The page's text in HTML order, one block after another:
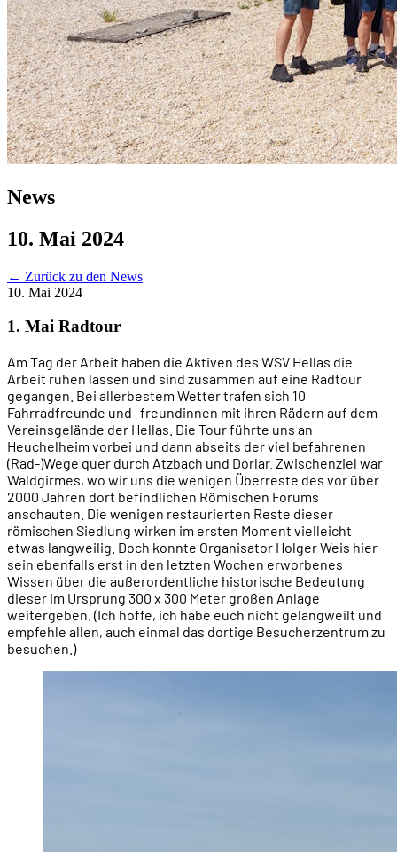
News
10. Mai 2024
← Zurück zu den News
10. Mai 2024
1. Mai Radtour
Am Tag der Arbeit haben die Aktiven des WSV Hellas die
Arbeit ruhen lassen und sind zusammen auf eine Radtour
gegangen. Bei allerbestem Wetter trafen sich 10
Fahrradfreunde und -freundinnen mit ihren Rädern auf dem
Vereinsgelände der Hellas. Die Tour führte uns an
Heuchelheim vorbei und dann abseits der viel befahrenen
(Rad-)Wege quer durch Atzbach und Dorlar. Zwischenziel war
Waldgirmes, wo wir uns die wenigen Überreste des vor über
2000 Jahren dort befindlichen Römischen Forums
anschauten. Die wenigen restaurierten Reste dieser
römischen Siedlung wirken im ersten Moment vielleicht
etwas langweilig. Doch konnte Organisator Holger Weis hier
sein ebenfalls erst in den letzten Wochen erworbenes
Wissen über die außerordentliche historische Bedeutung
dieser im Ursprung 300 x 300 Meter großen Anlage
weitergeben. (Ich hoffe, ich habe euch nicht gelangweilt und
empfehle allen, auch einmal das dortige Besucherzentrum zu
besuchen.)